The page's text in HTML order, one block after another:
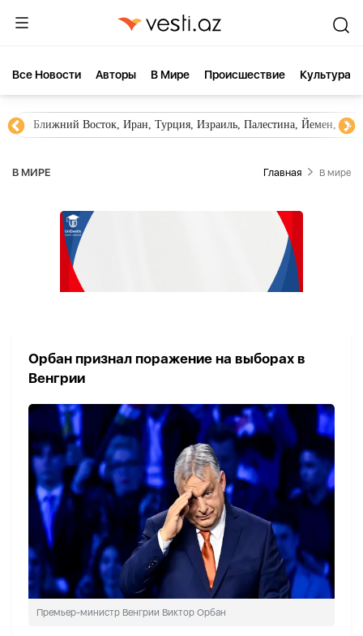
Все Новости Aвторы В Мире Происшествие Культура
Ближний Восток, Иран, Турция, Израиль, Палестина, Йемен,
В МИРЕ Главная В мире
Орбан признал поражение на выборах в
Венгрии
Премьер-министр Венгрии Виктор Орбан